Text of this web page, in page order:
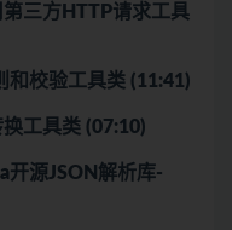
三方HTTP请求工具
和校验工具类 (11:41)
工具类 (07:10)
开源JSON解析库-